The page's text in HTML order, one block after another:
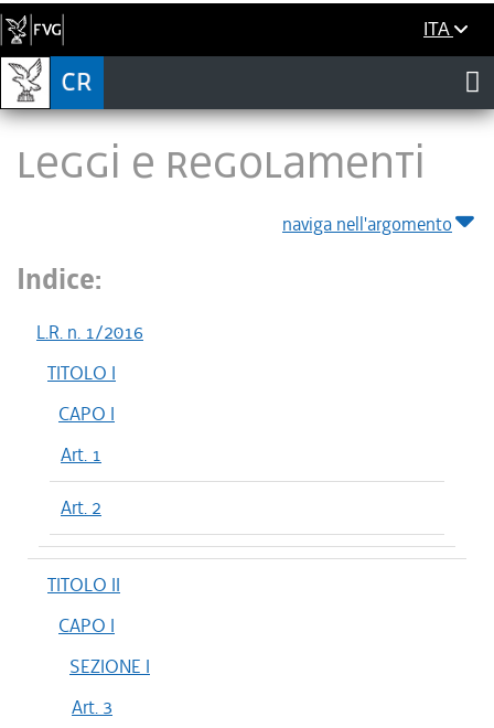
ITA
LEGGI E REGOLAMENTI
naviga nell'argomento
Indice:
L.R. n. 1/2016
TITOLO I
CAPO I
Art. 1
Art. 2
TITOLO II
CAPO I
SEZIONE I
Art. 3